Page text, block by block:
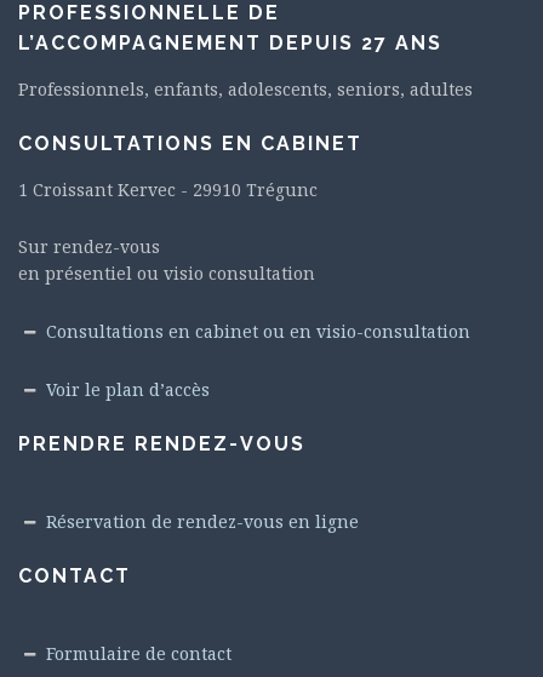
PROFESSIONNELLE DE
L’ACCOMPAGNEMENT DEPUIS 27 ANS
Professionnels, enfants, adolescents, seniors, adultes
CONSULTATIONS EN CABINET
1 Croissant Kervec - 29910 Trégunc
Sur rendez-vous
en présentiel ou visio consultation
Consultations en cabinet ou en visio-consultation
Voir le plan d’accès
PRENDRE RENDEZ-VOUS
Réservation de rendez-vous en ligne
CONTACT
Formulaire de contact